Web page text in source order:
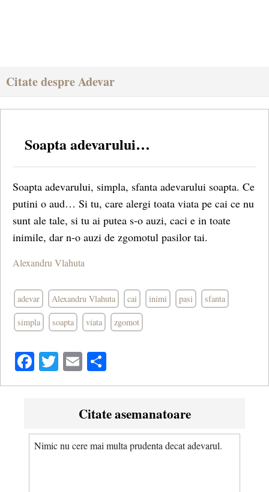
Citate despre Adevar
Soapta adevarului…
Soapta adevarului, simpla, sfanta adevarului soapta. Ce
putini o aud… Si tu, care alergi toata viata pe cai ce nu
sunt ale tale, si tu ai putea s-o auzi, caci e in toate
inimile, dar n-o auzi de zgomotul pasilor tai.
Alexandru Vlahuta
adevar Alexandru Vlahuta cai inimi pasi sfanta
simpla soapta viata zgomot
Facebook
Twitter
Email
Citate asemanatoare
Nimic nu cere mai multa prudenta decat adevarul.